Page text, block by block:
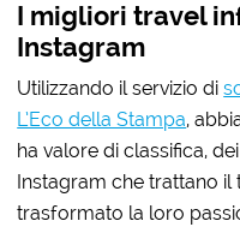
I migliori travel
Instagram
Utilizzando il servizio di
L’Eco della Stampa,
ha valore di classifica,
Instagram che trattano
trasformato la loro